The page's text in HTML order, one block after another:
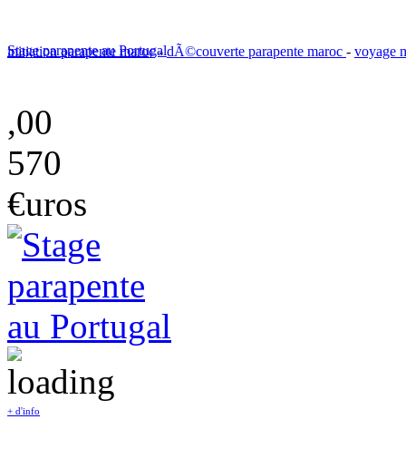
initiation parapente maroc-dÃ©couverte parapente maroc - voyage
Stage parapente au Portugal
,00
570
€uros
+ d'info